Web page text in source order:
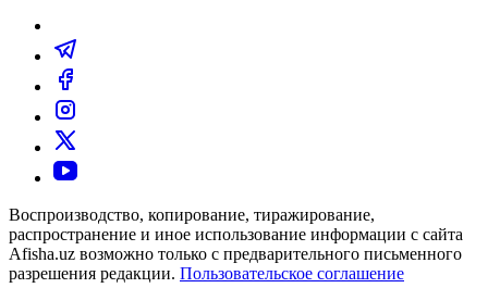
Воспроизводство, копирование, тиражирование,
распространение и иное использование информации с сайта
Afisha.uz возможно только с предварительного письменного
разрешения редакции. Пользовательское соглашение